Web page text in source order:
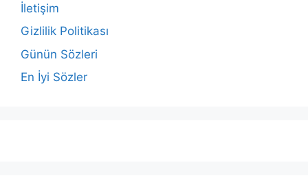
İletişim
Gizlilik Politikası
Günün Sözleri
En İyi Sözler